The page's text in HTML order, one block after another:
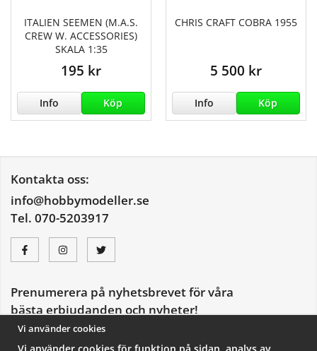
ITALIEN SEEMEN (M.A.S.
CREW W. ACCESSORIES)
SKALA 1:35
195 kr
Info Köp
CHRIS CRAFT COBRA 1955
5 500 kr
Info Köp
Kontakta oss:
info@hobbymodeller.se
Tel. 070-5203917
Prenumerera på nyhetsbrevet för våra
bästa erbjudanden och nyheter!
E-
postadress
Vi använder cookies